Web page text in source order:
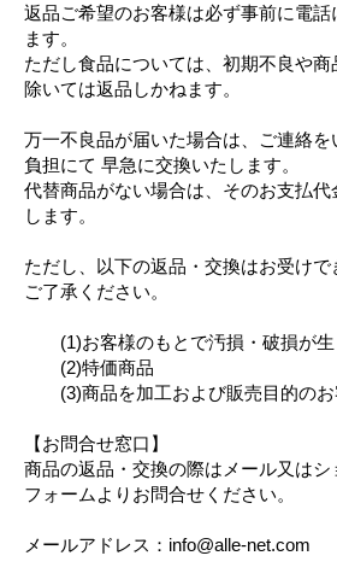
返品ご希望のお客様は必ず事前に電話
ます。
ただし食品については、初期不良や
除いては返品しかねます。
万一不良品が届いた場合は、ご連絡
負担にて 早急に交換いたします。
代替商品がない場合は、そのお支払代
します。
ただし、以下の返品・交換はお受け
ご了承ください。
(1)お客様のもとで汚損・破損が生
(2)特価商品
(3)商品を加工および販売目的のお
【お問合せ窓口】
商品の返品・交換の際はメール又は
フォームよりお問合せください。
メールアドレス：info@alle-net.com